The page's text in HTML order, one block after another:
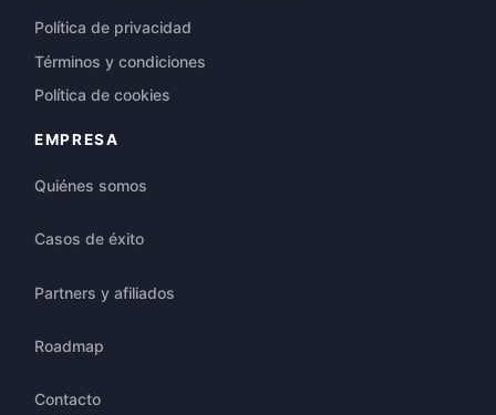
Política de privacidad
Términos y condiciones
Política de cookies
EMPRESA
Quiénes somos
Casos de éxito
Partners y afiliados
Roadmap
Contacto